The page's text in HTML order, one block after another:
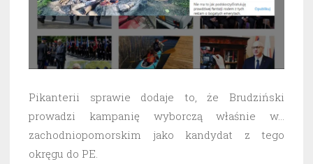
Pikanterii sprawie dodaje to, że Brudziński
prowadzi kampanię wyborczą właśnie w…
zachodniopomorskim jako kandydat z tego
okręgu do PE.